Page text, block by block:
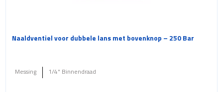
Naaldventiel voor dubbele lans met bovenknop – 250 Bar
Messing 1/4" Binnendraad